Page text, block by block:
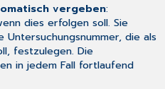
vergeben:
dies erfolgen soll. Sie
die als
festzulegen. Die
in jedem Fall fortlaufend